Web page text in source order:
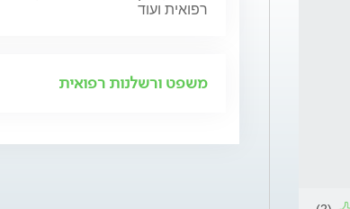
רפואית ועוד
משפט ורשלנות רפואית